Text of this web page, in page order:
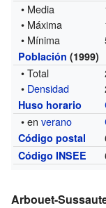
• Media
• Máxima
• Mínima
Población (1999)
• Total
• Densidad
Huso horario
• enverano
Código postal
Código INSEE
Arbouet-